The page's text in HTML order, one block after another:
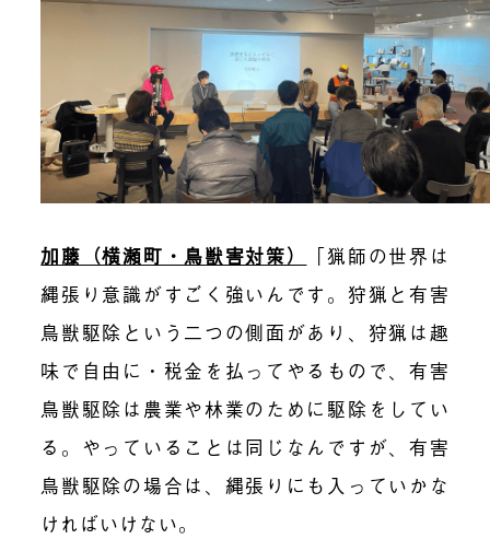
加藤（横瀬町・鳥獣害対策）
「猟師の世界は
縄張り意識がすごく強いんです。狩猟と有害
鳥獣駆除という二つの側面があり、狩猟は趣
味で自由に・税金を払ってやるもので、有害
鳥獣駆除は農業や林業のために駆除をしてい
る。やっていることは同じなんですが、有害
鳥獣駆除の場合は、縄張りにも入っていかな
ければいけない。